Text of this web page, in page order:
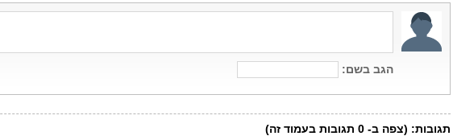
הגב בשם:
תגובות: (צפה ב- 0 תגובות בעמוד זה)